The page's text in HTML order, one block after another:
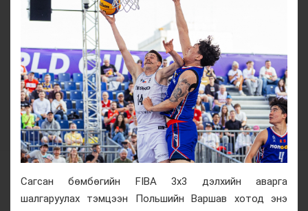
Сагсан бөмбөгийн FIBA 3x3 дэлхийн аварга
шалгаруулах тэмцээн Польшийн Варшав хотод энэ